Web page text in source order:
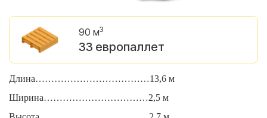
90 м3
33 европаллет
Длина………………………………13,6 м
Ширина……………………………2,5 м